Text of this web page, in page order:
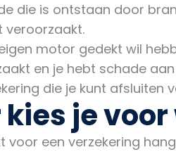
die is ontstaan door
veroorzaakt.
motor gedekt wil
en je hebt schade
die je kunt afsluiten
je
voor een verzekering